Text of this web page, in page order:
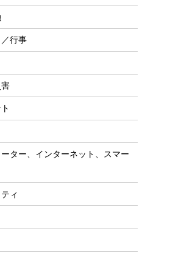
行事
ーター、インターネット、スマー
ィ